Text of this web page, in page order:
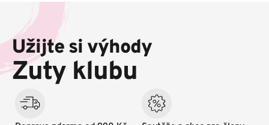
a
í
Užijte si výhody
Zuty klubu